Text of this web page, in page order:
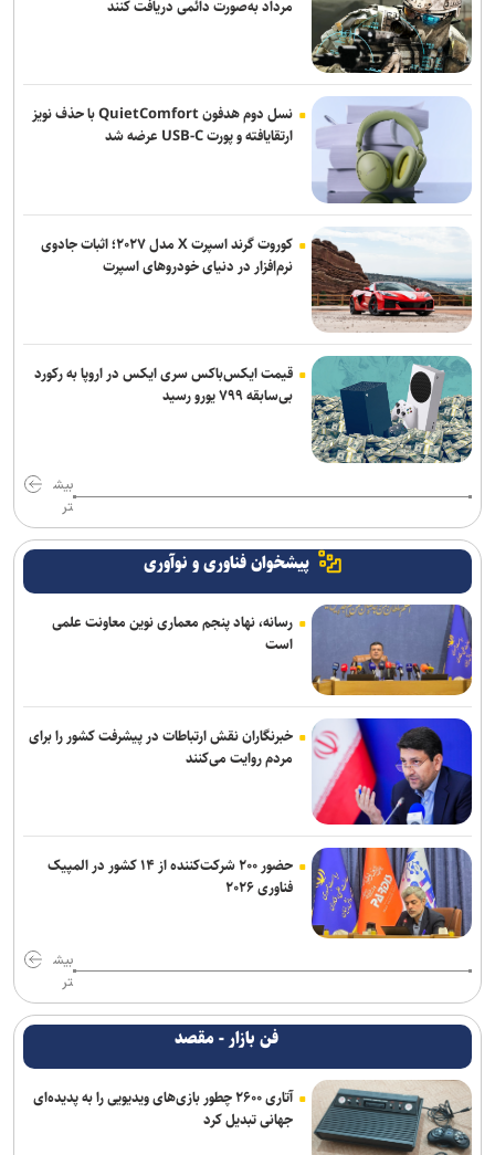
پروژه‌های شهری که طی یک ماه و نیم آینده به بهره‌برداری می‌رسد
روز خبرنگار روز پاسداشت راویان آگاهی و معماران اعتماد عمومی است
رئیس قوه قضاییه: خبرنگار متعهد، هم‌سنگر رزمندگان پشت لانچر است
خبرنگار؛ وجدان بیدار جامعه در میان گرداب روایت‌های مغشوش
مرداد به‌صورت دائمی دریافت کنند
نسل دوم هدفون QuietComfort با حذف نویز
ارتقایافته و پورت USB-C عرضه شد
کوروت گرند اسپرت X مدل ۲۰۲۷؛ اثبات جادوی
نرم‌افزار در دنیای خودروهای اسپرت
قیمت ایکس‌باکس سری ایکس در اروپا به رکورد
بی‌سابقه ۷۹۹ یورو رسید
بیش
تر
پیشخوان فناوری و نوآوری
رسانه، نهاد پنجم معماری نوین معاونت علمی
است
خبرنگاران نقش ارتباطات در پیشرفت کشور را برای
مردم روایت می‌کنند
حضور ۲۰۰ شرکت‌کننده از ۱۴ کشور در المپیک
فناوری ۲۰۲۶
بیش
تر
فن بازار - مقصد
آتاری ۲۶۰۰ چطور بازی‌های ویدیویی را به پدیده‌ای
جهانی تبدیل کرد